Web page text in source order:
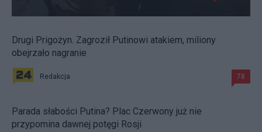
Drugi Prigożyn. Zagroził Putinowi atakiem, miliony
obejrzało nagranie
Redakcja 78
Parada słabości Putina? Plac Czerwony już nie
przypomina dawnej potęgi Rosji